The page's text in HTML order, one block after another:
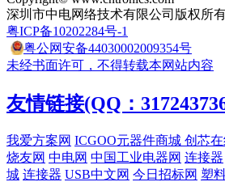
深圳市中电网络技术有限公司版权所
粤ICP备10202284号-1
粤公网安备44030002009354号
未经书面许可，不得转载本网站内容
友情链接(QQ：
我爱方案网 ICGOO元器件商城 创芯
烧友网 中电网 中国工业电器网 连接器
城 连接器 USB中文网 今日招标网 塑